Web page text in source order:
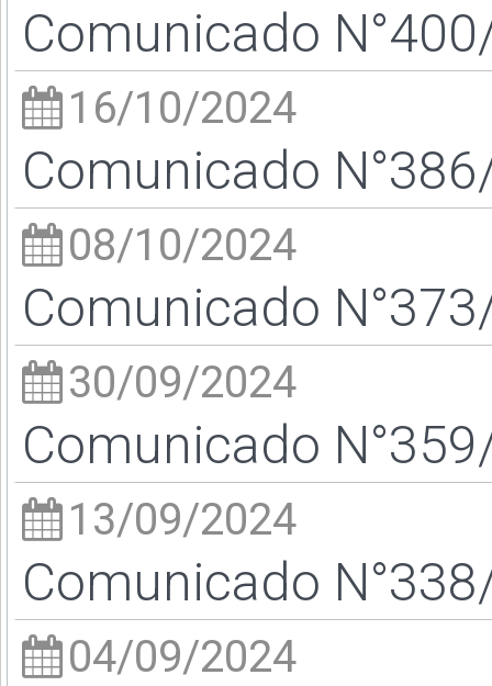
Comunicado
16/10/2024
Comunicado
08/10/2024
Comunicado
30/09/2024
Comunicado
13/09/2024
Comunicado
04/09/2024